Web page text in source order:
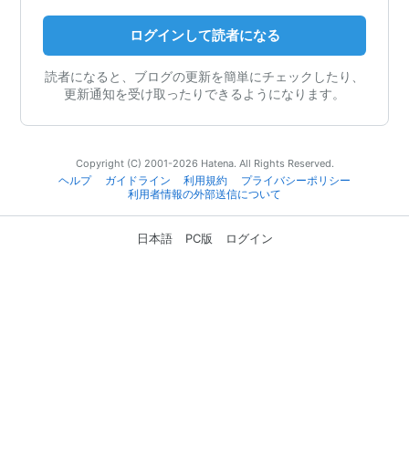
ログインして読者になる
読者になると、ブログの更新を簡単にチェックしたり、
更新通知を受け取ったりできるようになります。
Copyright (C) 2001-2026 Hatena. All Rights Reserved.
ヘルプ
ガイドライン 利用規約
プライバシーポリシー
利用者情報の外部送信について
日本語 PC版 ログイン